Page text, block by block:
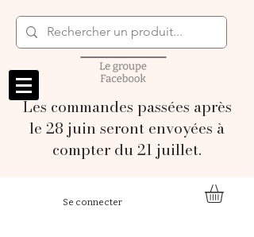
Les commandes passées après
le 28 juin seront envoyées à
compter du 21 juillet.
Se connecter